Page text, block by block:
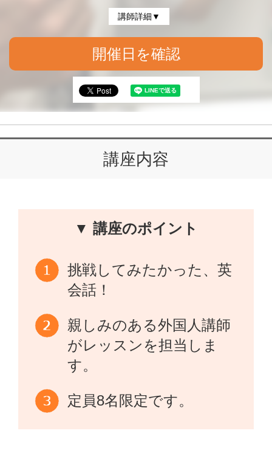
講師詳細▼
開催日を確認
講座内容
▼ 講座のポイント
挑戦してみたかった、英
会話！
親しみのある外国人講師
がレッスンを担当しま
す。
定員8名限定です。